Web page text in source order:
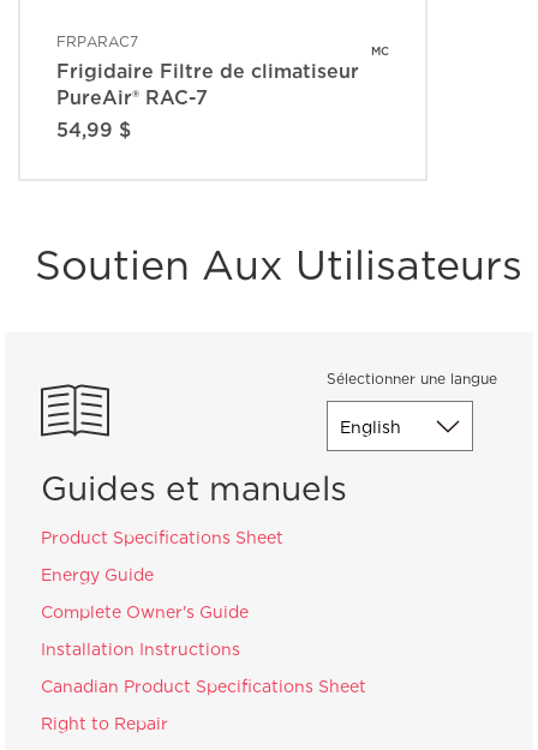
FRPARAC7
Frigidaire Filtre de climatiseur
PureAir® RAC-7
MC
54,99 $
Soutien Aux Utilisateurs
Sélectionner une langue
Guides et manuels
Product Specifications Sheet
Energy Guide
Complete Owner's Guide
Installation Instructions
Canadian Product Specifications Sheet
Right to Repair